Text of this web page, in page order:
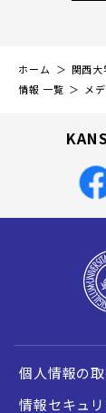
ホーム 関西
情報 一覧
メ
個人情報の
情報セキュ